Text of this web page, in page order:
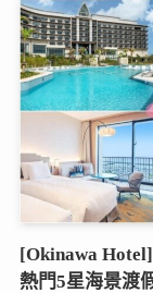
[Okinawa
熱門5星海景渡